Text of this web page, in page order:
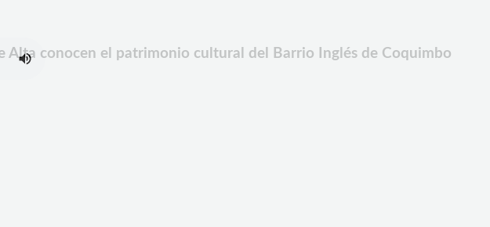
Alta conocen el patrimonio cultural del Barrio Inglés de Coquimbo